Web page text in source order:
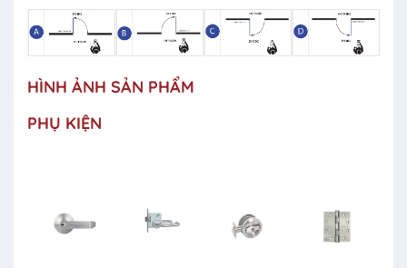
HÌNH ẢNH SẢN PHẨM
PHỤ KIỆN